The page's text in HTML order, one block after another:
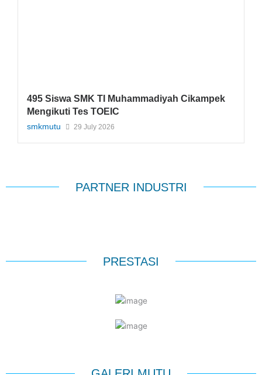
495 Siswa SMK TI Muhammadiyah Cikampek
Mengikuti Tes TOEIC
smkmutu 29 July 2026
PARTNER INDUSTRI
PRESTASI